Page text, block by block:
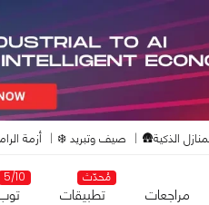
الذكية🛖 صيف وتبريد ❄️ أزمة
مراجعات
مُحدّث
تطبيقات
5/10